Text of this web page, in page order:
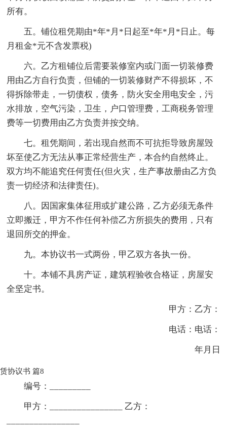
所有。
五。铺位租凭期由*年*月*日起至*年*月*日止。每
月租金*元不含发票税)
六。乙方租铺位后需要装修室内或门面一切装修费
用由乙方自行负责，但铺的一切装修财产不得损坏，不
得拆除带走，一切债权，债务，防火安全用电安全，污
水排放，空气污染，卫生，户口管理费，工商税务管理
费等一切费用由乙方负责并按交纳。
七。租凭期间，若出现自然而不可抗拒导致房屋毁
坏至使乙方无法从事正常经营生产，本合约自然终止。
双方均不能追究任何责任(但火灾，生产事故册由乙方负
责一切经济和法律责任)。
八。因国家集体征用或扩建公路，乙方必须无条件
立即搬迁，甲方不作任何补偿乙方所损失的费用，只有
退回所交的押金。
九。本协议书一式两份，甲乙双方各执一份。
十。本铺不具房产证，建筑程验收合格证，房屋安
全坚定书。
甲方：乙方：
电话：电话：
年月日
赁协议书 篇8
编号：_________
甲方：________________ 乙方：